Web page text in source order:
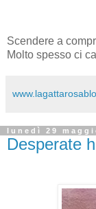
Scendere a
Molto spesso ci
lunedì 29
Desperate